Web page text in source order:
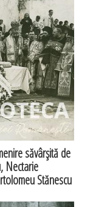
săvârşită de
Nectarie
Stănescu